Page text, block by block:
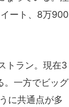
ート、8万900
トラン。現在3
。一方でビッグ
に共通点が多